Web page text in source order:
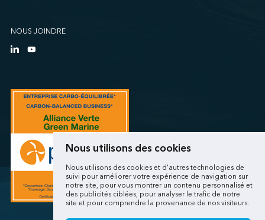
Nous utilisons des cookies
Nous utilisons des cookies et d'autres technologies de
suivi pour améliorer votre expérience de navigation sur
notre site, pour vous montrer un contenu personnalisé et
des publicités ciblées, pour analyser le trafic de notre
site et pour comprendre la provenance de nos visiteurs.
NOUS JOINDRE